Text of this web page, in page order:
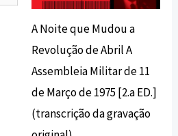
A Noite que Mudou a
Revolução de Abril A
Assembleia Militar de 11
de Março de 1975 [2.a ED.]
(transcrição da gravação